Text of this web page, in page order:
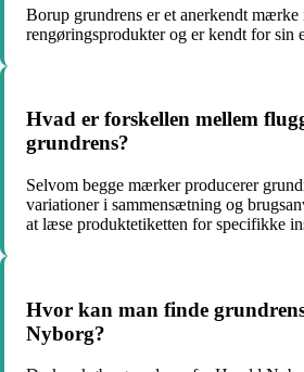
Borup grundrens er et anerkendt mærke
rengøringsprodukter og er kendt for sin
Hvad er forskellen mellem
grundrens?
Selvom begge mærker producerer
variationer i sammensætning og
at læse produktetiketten for specifikke
Hvor kan man finde
Nyborg?